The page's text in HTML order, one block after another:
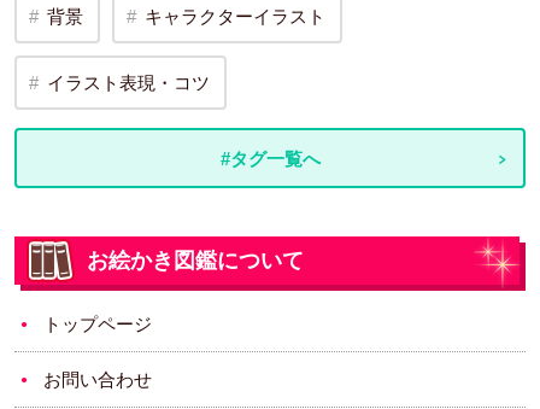
背景 キャラクターイラスト
イラスト表現・コツ
#タグ一覧へ
お絵かき図鑑について
トップページ
お問い合わせ